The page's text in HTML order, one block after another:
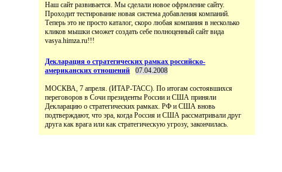
Наш сайт развивается. Мы сделали новое офрмление сайту.
Проходит тестирование новая система добавления компаний.
Теперь это не просто каталог, скоро любая компания в несколько
кликов мышки сможет создать себе полноценный сайт вида
vasya.himza.ru!!!
Декларация о стратегических рамках российско-
американских отношений
07.04.2008
МОСКВА, 7 апреля. (ИТАР-ТАСС). По итогам состоявшихся
переговоров в Сочи президенты России и США приняли
Декларацию о стратегических рамках. РФ и США вновь
подтверждают, что эра, когда Россия и США рассматривали друг
друга как врага или как стратегическую угрозу, закончилась.